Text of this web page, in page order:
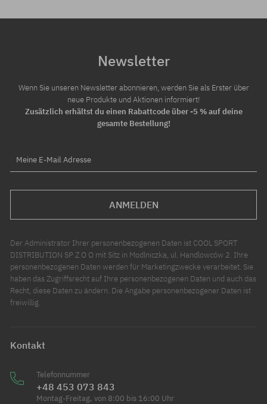
Newsletter
Wenn Sie unseren Newsletter abonnieren, werden Sie als Erster über
neue Produkte und Aktionen informiert!
Zusätzlich erhältst du einen Rabattcode über -5 % auf deine
gesamte Bestellung!
Meine E-Mail Adresse
ANMELDEN
Der Administrator Ihrer personenbezogenen Daten ist COOL SPORT
DISTRIBUTION SP Z O O mit Sitz in Modlniczka, ul. Handlowców 2. Ihre
personenbezogenen Daten werden für Marketingzwecke verarbeitet. Sie
haben das Zugriffsrecht auf Ihre personenbezogenen Daten und auch das
Recht, diese Daten zu ändern. Die Angabe personenbezogener Daten ist
freiwillig.
Kontakt
Telefonnummer
+48 453 073 843
Montag-Freitag, von 8:00 bis 16:00 Uhr